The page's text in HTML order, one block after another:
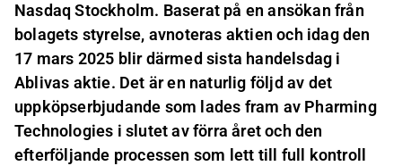
Nasdaq Stockholm. Baserat på en ansökan från
bolagets styrelse, avnoteras aktien och idag den
17 mars 2025 blir därmed sista handelsdag i
Ablivas aktie. Det är en naturlig följd av det
uppköpserbjudande som lades fram av Pharming
Technologies i slutet av förra året och den
efterföljande processen som lett till full kontroll